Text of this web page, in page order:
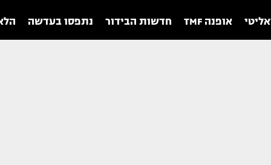
אופנה TMF חדשות הבידור נתפסו בעדשה